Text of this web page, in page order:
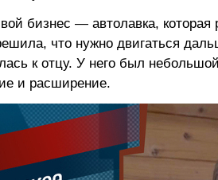
бизнес — автолавка, которая
что нужно двигаться
к отцу. У него был
и расширение.